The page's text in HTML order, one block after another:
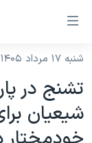
لینکهای
دسترسی
جهش
محتوای
اصلی
نسخه سبک
موضوع ها
شنبه ۱۷ مرداد ۱۴۰۵ ایران ۱۳:۰۶
تشنج در
شيعيان